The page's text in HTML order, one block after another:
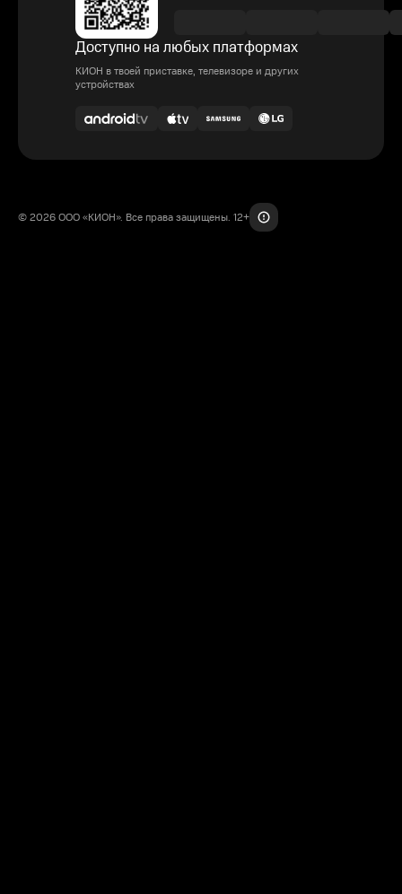
Доступно на любых платформах
КИОН в твоей приставке, телевизоре и других
устройствах
© 2026 ООО «КИОН». Все права защищены. 12+